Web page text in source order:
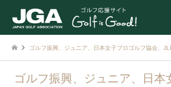
ゴルフ振興、ジュニア、日本女子プロゴルフ協会、
ゴルフ振興、ジュニア、日本